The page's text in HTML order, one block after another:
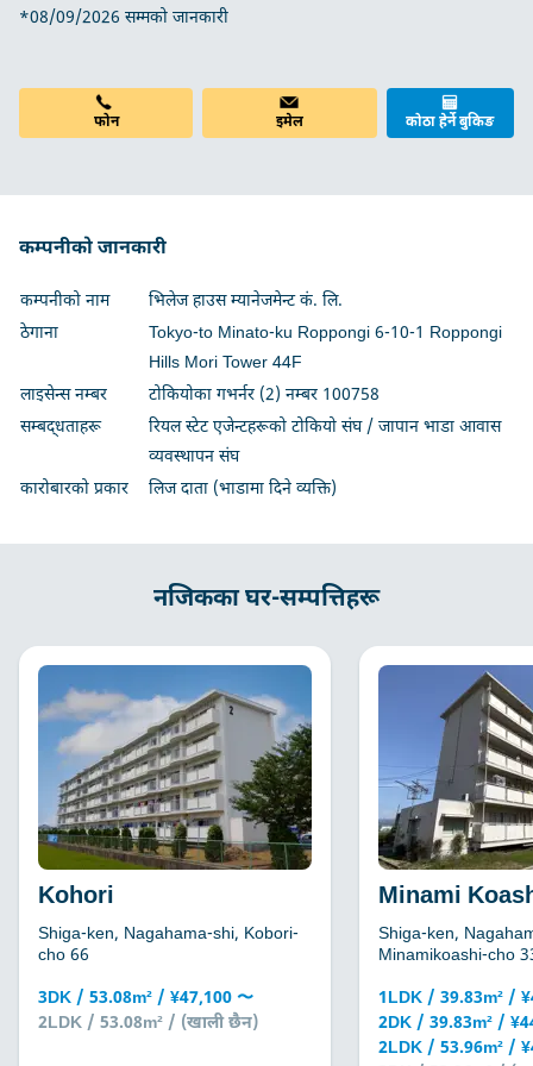
*08/09/2026 सम्मको जानकारी
फोन इमेल कोठा हेर्ने बुकिङ
कम्पनीको जानकारी
कम्पनीको नाम
भिलेज हाउस म्यानेजमेन्ट कं. लि.
ठेगाना
Tokyo-to Minato-ku Roppongi 6-10-1 Roppongi
Hills Mori Tower 44F
लाइसेन्स नम्बर
टोकियोका गभर्नर (2) नम्बर 100758
सम्बद्धताहरू
रियल स्टेट एजेन्टहरूको टोकियो संघ / जापान भाडा आवास
व्यवस्थापन संघ
कारोबारको प्रकार
लिज दाता (भाडामा दिने व्यक्ति)
नजिकका घर-सम्पत्तिहरू
Kohori
Shiga-ken, Nagahama-shi, Kobori-
cho 66
3DK / 53.08m² / ¥47,100 〜
2LDK / 53.08m² / (खाली छैन)
Minami
Shiga-ken,
Minamikoashi-cho
1LDK / 39.83m² /
2DK / 39.83m² /
2LDK / 53.96m² /